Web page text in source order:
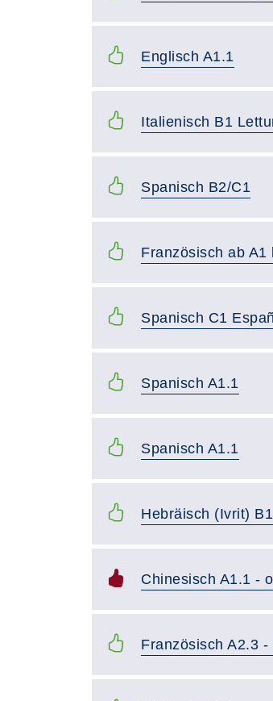
Englisch A1.1
Italienisch B1
Spanisch B2/C1
Französisch ab
Spanisch C1
Spanisch A1.1
Spanisch A1.1
Hebräisch (Ivrit)
Chinesisch A1.1 -
Französisch A2.3 -